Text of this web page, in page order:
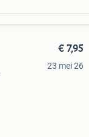
€ 7,95
23 mei 26